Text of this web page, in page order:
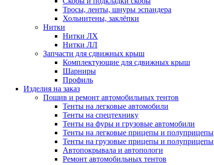
Тросы, ленты, шнуры эспандера
Хольнитены, заклёпки
Нитки
Нитки ЛХ
Нитки ЛЛ
Запчасти для сдвижных крыш
Комплектующие для сдвижных крыш
Шарниры
Профиль
Изделия на заказ
Пошив и ремонт автомобильных тентов
Тенты на легковые автомобили
Тенты на спецтехнику
Тенты на фуры и грузовые автомобили
Тенты на легковые прицепы и полуприцепы
Тенты на грузовые прицепы и полуприцепы
Автопокрывала и автопологи
Ремонт автомобильных тентов